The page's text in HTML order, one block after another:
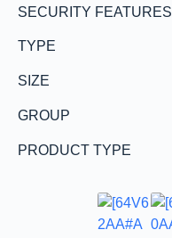
SECURITY FEATURES
TYPE
SIZE
GROUP
PRODUCT TYPE